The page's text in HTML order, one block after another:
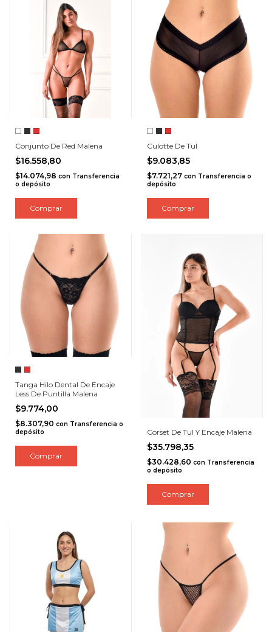
Conjunto De Red Malena
$16.558,80
$14.074,98 con Transferencia
o depósito
Comprar
Culotte De Tul
$9.083,85
$7.721,27 con Transferencia o
depósito
Comprar
Tanga Hilo Dental De Encaje
Less De Puntilla Malena
$9.774,00
$8.307,90 con Transferencia o
depósito
Comprar
Corset De Tul Y Encaje Malena
$35.798,35
$30.428,60 con Transferencia
o depósito